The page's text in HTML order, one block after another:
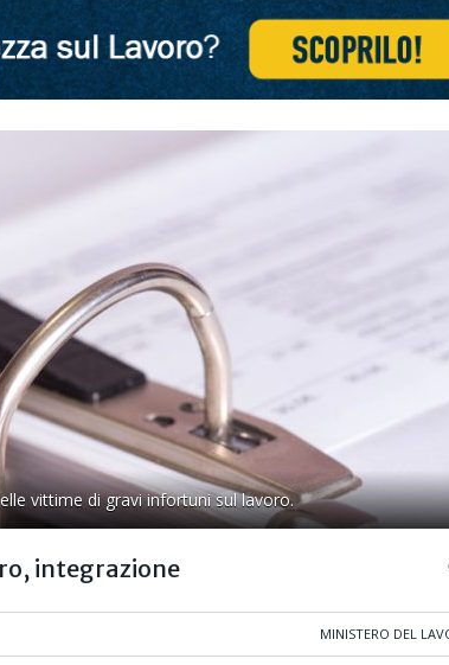
vittime di gravi infortuni sul lavoro.
integrazione
MINISTERO DEL